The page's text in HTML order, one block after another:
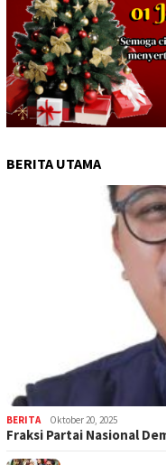
BERITA UTAMA
BERITA Oktober 20, 2025
Fraksi Partai Nasional